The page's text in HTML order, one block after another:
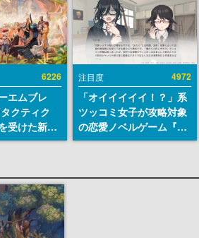
6226
エムブレ
クティク
受けた新作
に発売
）、
Switch向
予定
注目度 4972
「オイイイイイ！？」系
ツッコミ女子が攻略対象
の恋愛ノベルゲーム『美
術部カノジョ』Steamス